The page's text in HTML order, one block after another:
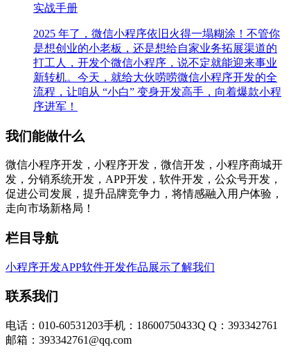
实战手册
2025 年了，微信小程序依旧火得一塌糊涂！不管你
是想创业的小老板，还是想给自家业务拓展渠道的
打工人，开发个微信小程序，说不定就能迎来事业
新转机。今天，就给大伙唠唠微信小程序开发的全
流程，让咱从 “小白” 变身开发高手，向着爆款小程
序进军！
我们能做什么
微信小程序开发，小程序开发，微信开发，小程序商城开
发，分销系统开发，APP开发，软件开发，公众号开发，
促进公司发展，提升品牌竞争力，将情感融入用户体验，
走向市场新格局！
栏目导航
小程序开发APP软件开发作品展示了解我们
联系我们
电话：010-60531203手机：18600750433Q Q：393342761
邮箱：393342761@qq.com